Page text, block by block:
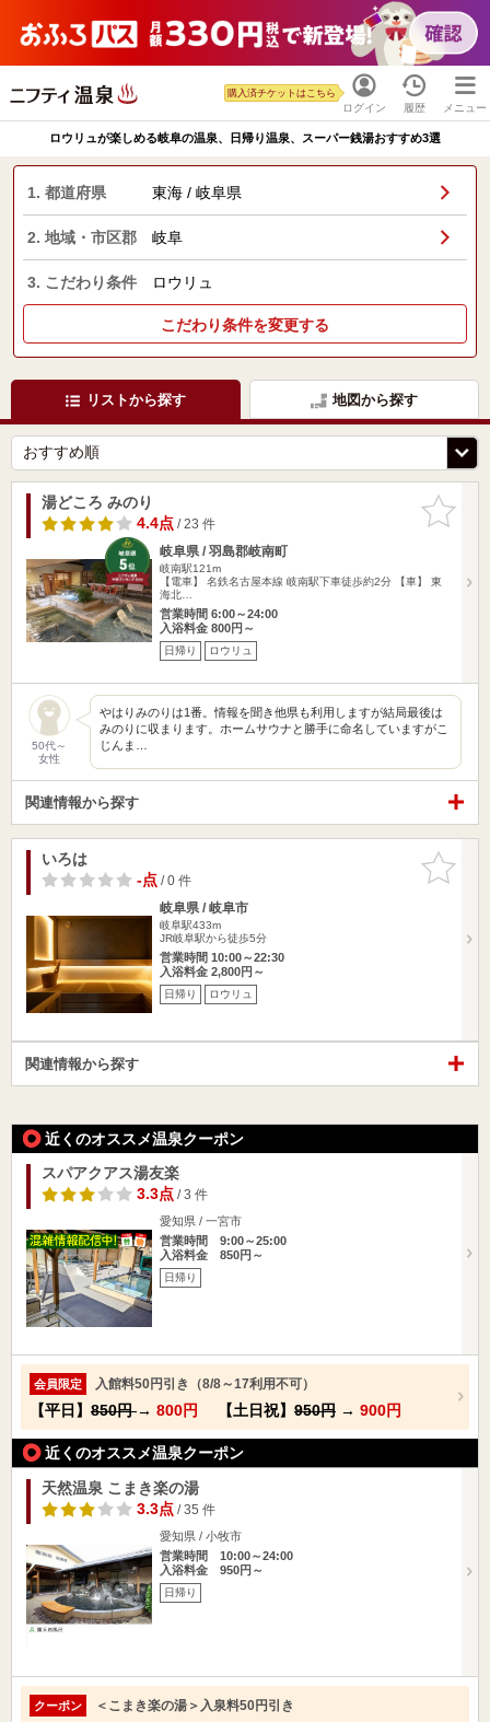
ログイン
購入済チケットはこちら
履歴 メニュー
ロウリュが楽しめる岐阜の温泉、日帰り温泉、スーパー銭湯おすすめ3選
1. 都道府県 東海 / 岐阜県
2. 地域・市区郡 岐阜
3. こだわり条件 ロウリュ
こだわり条件を変更する
リストから探す 地図から探す
お気に入
りに追加
湯どころ みのり
4.4点/ 23 件
岐阜県 / 羽島郡岐南町
岐南駅121m
【電車】 名鉄名古屋本線 岐南駅下車徒歩約2分 【車】 東
海北…
営業時間 6:00～24:00
入浴料金 800円～
日帰り ロウリュ
50代～
女性
やはりみのりは1番。情報を聞き他県も利用しますが結局最後は
みのりに収まります。ホームサウナと勝手に命名していますがこ
じんま…
関連情報から探す
お気に入
りに追加
いろは
-点/ 0 件
岐阜県 / 岐阜市
岐阜駅433m
JR岐阜駅から徒歩5分
営業時間 10:00～22:30
入浴料金 2,800円～
日帰り ロウリュ
関連情報から探す
近くのオススメ温泉クーポン
スパアクアス湯友楽
3.3点/ 3 件
愛知県 / 一宮市
営業時間 9:00～25:00
入浴料金 850円～
日帰り
会員限定 入館料50円引き（8/8～17利用不可）
【平日】 850円→ 800円 【土日祝】 950円 → 900円
近くのオススメ温泉クーポン
天然温泉 こまき楽の湯
3.3点/ 35 件
愛知県 / 小牧市
営業時間 10:00～24:00
入浴料金 950円～
日帰り
クーポン ＜こまき楽の湯＞入泉料50円引き